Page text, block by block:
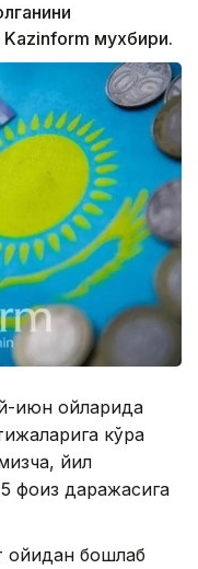
мухбири.
июн ойларида
кўра
йил
фоиз даражасига
ойидан бошлаб